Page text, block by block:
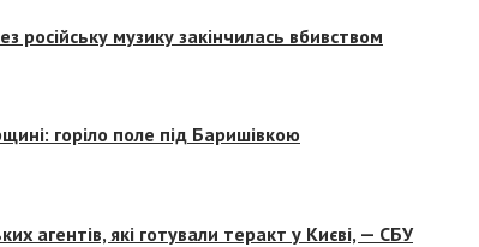
російську музику закінчилась вбивством
горіло поле під Баришівкою
агентів, які готували теракт у Києві, — СБУ